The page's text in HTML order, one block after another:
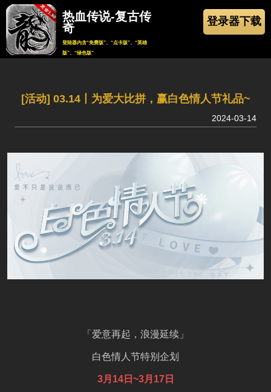
热血传说-复古传
奇
登陆器内含“免费版”、“点卡版”、“英雄
版”、“绿色版”
登录器下载
返回
[活动] 03.14丨为爱大比拼，赢白色情人节礼品~
2024-03-14
「爱意再起，浪漫延续」
白色情人节特别企划
3月14日~3月17日